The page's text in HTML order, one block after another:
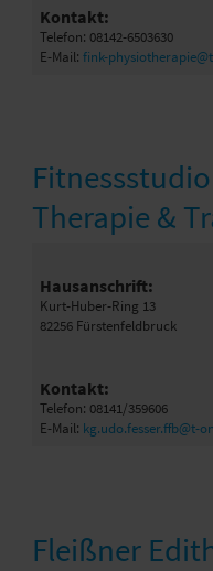
Kontakt:
Telefon: 08142-6503630
E-Mail: fink-
Therapie &
Hausanschrift:
Kurt-Huber-Ring 13
82256 Fürstenfeldbruck
Kontakt:
Telefon: 08141/359606
E-Mail: kg.udo.fesser.ffb@t-
Fleißner